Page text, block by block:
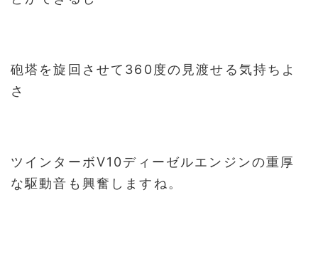
砲塔を旋回させて360度の見渡せる気持ちよ
さ
ツインターボV10ディーゼルエンジンの重厚
な駆動音も興奮しますね。